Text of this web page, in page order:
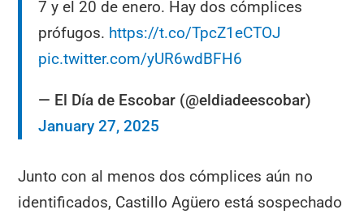
7 y el 20 de enero. Hay dos cómplices
prófugos. https://t.co/TpcZ1eCTOJ
pic.twitter.com/yUR6wdBFH6
— El Día de Escobar (@eldiadeescobar)
January 27, 2025
Junto con al menos dos cómplices aún no
identificados, Castillo Agüero está sospechado